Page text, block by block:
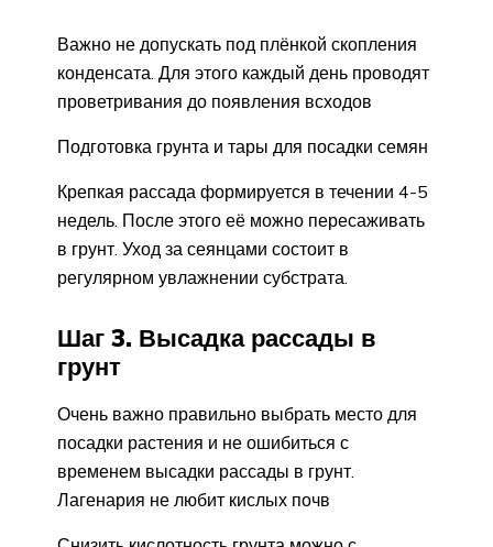
Важно не допускать под плёнкой скопления
конденсата. Для этого каждый день проводят
проветривания до появления всходов
Подготовка грунта и тары для посадки семян
Крепкая рассада формируется в течении 4-5
недель. После этого её можно пересаживать
в грунт. Уход за сеянцами состоит в
регулярном увлажнении субстрата.
Шаг 3. Высадка рассады в
грунт
Очень важно правильно выбрать место для
посадки растения и не ошибиться с
временем высадки рассады в грунт.
Лагенария не любит кислых почв